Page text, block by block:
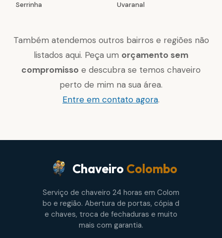
Serrinha Uvaranal
Também atendemos outros bairros e regiões não
listados aqui. Peça um orçamento sem
compromisso e descubra se temos chaveiro
perto de mim na sua área.
Entre em contato agora.
Chaveiro Colombo
Serviço de chaveiro 24 horas em Colom
bo e região. Abertura de portas, cópia d
e chaves, troca de fechaduras e muito
mais com garantia.